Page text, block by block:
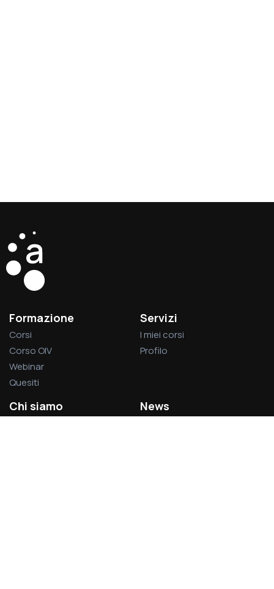
Formazione
Corsi
Corso OIV
Webinar
Quesiti
Servizi
I miei corsi
Profilo
Chi siamo News